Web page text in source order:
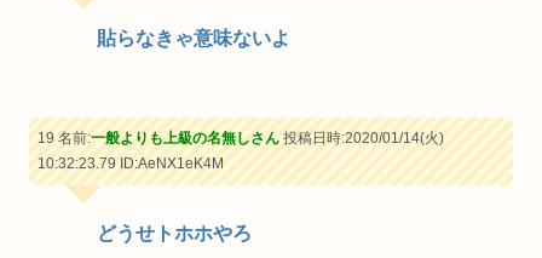
貼らなきゃ意味ないよ
19 名前:一般よりも上級の名無しさん投稿日時:2020/01/14(火)
10:32:23.79ID:AeNX1eK4M
どうせトホホやろ